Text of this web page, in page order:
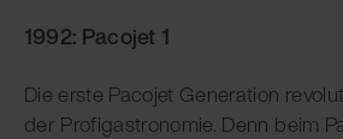
1992: Pacojet 1
Die erste Pacojet Generation
der Profigastronomie. Denn beim